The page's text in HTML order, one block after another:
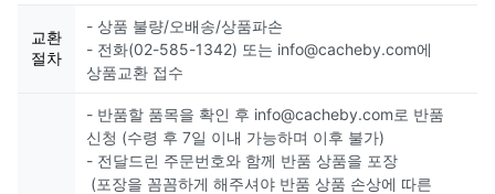
교환
절차
- 상품 불량/오배송/상품파손
- 전화(02-585-1342) 또는 info@cacheby.com에
상품교환 접수
- 반품할 품목을 확인 후 info@cacheby.com로 반품
신청 (수령 후 7일 이내 가능하며 이후 불가)
- 전달드린 주문번호와 함께 반품 상품을 포장
(포장을 꼼꼼하게 해주셔야 반품 상품 손상에 따른